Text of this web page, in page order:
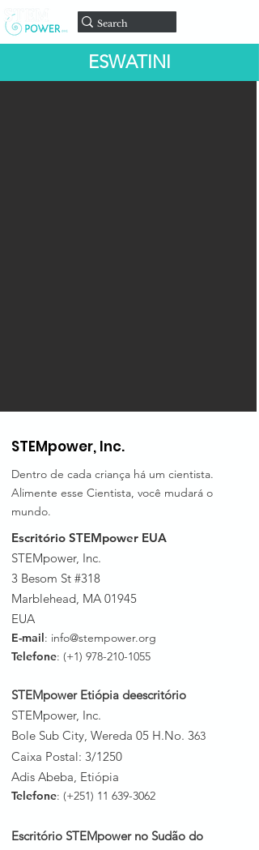
ESWATINI
STEMpower, Inc.
Dentro de cada criança há um cientista.
Alimente esse Cientista, você mudará o
mundo.
Escritório STEMpower EUA
STEMpower, Inc.
3 Besom St #318
Marblehead, MA 01945
EUA
E-mail: info@stempower.org
Telefone: (+1) 978-210-1055
STEMpower Etiópia deescritório
STEMpower, Inc.
Bole Sub City, Wereda 05 H.No. 363
Caixa Postal: 3/1250
Adis Abeba, Etiópia
Telefone: (+251) 11 639-3062
Escritório STEMpower no Sudão do